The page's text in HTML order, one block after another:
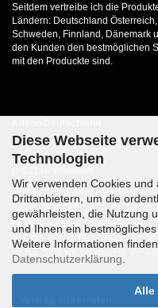
Diese Webseite
Technologien
Wir verwenden Cookies und
Drittanbietern, um die
gewährleisten, die Nutzung
und Ihnen ein
Weitere Informationen
Datenschutzerklärung
Alle
Seitdem vertreibe ich die
Ländern: Deutschland
Schweden, Finnland, Dänemark
den Kunden den bestmöglichen
mit den Produckte sind.
Heinrich Franzen
Kaiserstrasse 22
Email: info@alfano.de
Öffnungszeiten
Mo.-Do. 09:00-12:30 15:00-17:30
Fr.-Sa. Sind wir bei diverse